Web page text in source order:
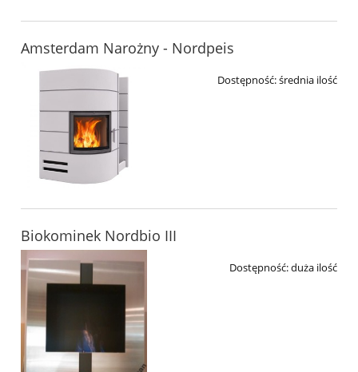
Amsterdam Narożny - Nordpeis
Dostępność:średnia ilość
Biokominek Nordbio III
Dostępność:duża ilość